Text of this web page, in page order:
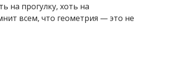
на прогулку, хоть на
всем, что геометрия — это не